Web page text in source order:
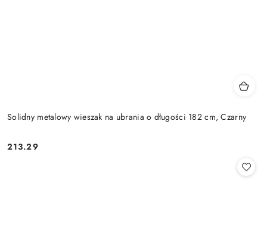
Solidny metalowy wieszak na ubrania o długości 182 cm, Czarny
Cena:
213.29